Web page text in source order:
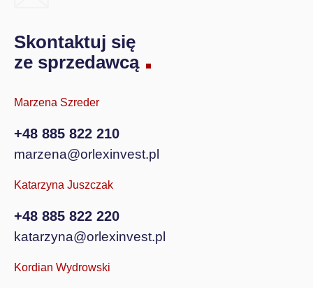
Skontaktuj się
ze sprzedawcą
Marzena Szreder
+48 885 822 210
marzena@orlexinvest.pl
Katarzyna Juszczak
+48 885 822 220
katarzyna@orlexinvest.pl
Kordian Wydrowski